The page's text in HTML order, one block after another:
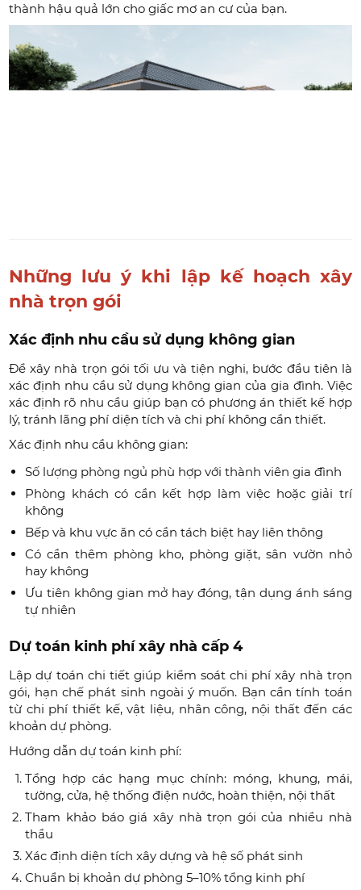
thành hậu quả lớn cho giấc mơ an cư của bạn.
Những lưu ý khi lập kế hoạch xây
nhà trọn gói
Xác định nhu cầu sử dụng không gian
Để xây nhà trọn gói tối ưu và tiện nghi, bước đầu tiên là
xác định nhu cầu sử dụng không gian của gia đình. Việc
xác định rõ nhu cầu giúp bạn có phương án thiết kế hợp
lý, tránh lãng phí diện tích và chi phí không cần thiết.
Xác định nhu cầu không gian:
Số lượng phòng ngủ phù hợp với thành viên gia đình
Phòng khách có cần kết hợp làm việc hoặc giải trí
không
Bếp và khu vực ăn có cần tách biệt hay liên thông
Có cần thêm phòng kho, phòng giặt, sân vườn nhỏ
hay không
Ưu tiên không gian mở hay đóng, tận dụng ánh sáng
tự nhiên
Dự toán kinh phí xây nhà cấp 4
Lập dự toán chi tiết giúp kiểm soát chi phí xây nhà trọn
gói, hạn chế phát sinh ngoài ý muốn. Bạn cần tính toán
từ chi phí thiết kế, vật liệu, nhân công, nội thất đến các
khoản dự phòng.
Hướng dẫn dự toán kinh phí:
Tổng hợp các hạng mục chính: móng, khung, mái,
tường, cửa, hệ thống điện nước, hoàn thiện, nội thất
Tham khảo báo giá xây nhà trọn gói của nhiều nhà
thầu
Xác định diện tích xây dựng và hệ số phát sinh
Chuẩn bị khoản dự phòng 5–10% tổng kinh phí